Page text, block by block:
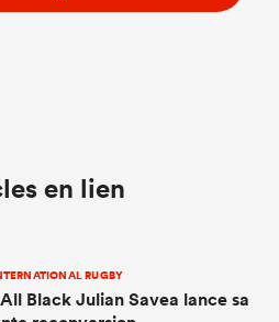
en lien
RUGBY
All Black Julian Savea lance sa